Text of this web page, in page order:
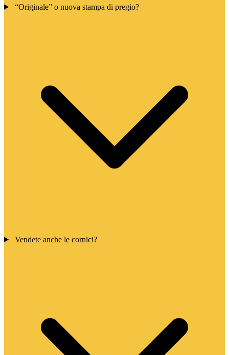
“Originale” o nuova stampa di pregio?
Vendete anche le cornici?